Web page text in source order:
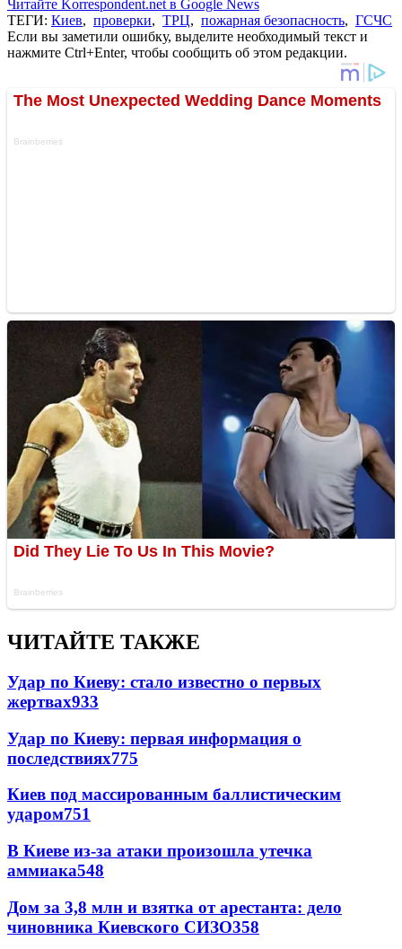
Читайте Korrespondent.net в Google News
ТЕГИ: Киев, проверки, ТРЦ, пожарная безопасность, ГСЧС
Если вы заметили ошибку, выделите необходимый текст и
нажмите Ctrl+Enter, чтобы сообщить об этом редакции.
ЧИТАЙТЕ ТАКЖЕ
Удар по Киеву: стало известно о первых
жертвах933
Удар по Киеву: первая информация о
последствиях775
Киев под массированным баллистическим
ударом751
В Киеве из-за атаки произошла утечка
аммиака548
Дом за 3,8 млн и взятка от арестанта: дело
чиновника Киевского СИЗО358